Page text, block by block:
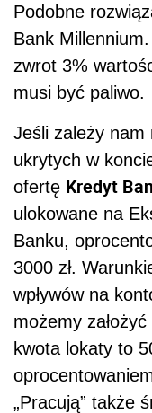
Podobne
Bank
zwrot 3%
musi być paliwo.
Jeśli zależy nam
ukrytych w
ofertę Kredyt
ulokowane na
Banku,
3000 zł.
wpływów na
możemy
kwota lokaty to
„Pracują” także